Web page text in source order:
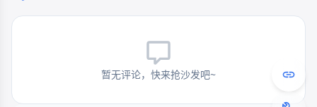
暂无评论，快来抢沙发吧~